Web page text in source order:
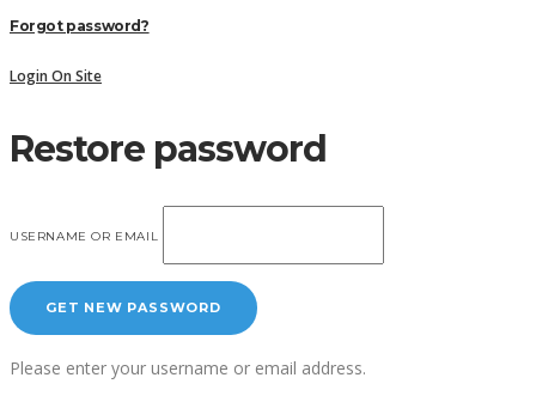
Forgot password?
Login On Site
Restore password
USERNAME OR EMAIL
Please enter your username or email address.